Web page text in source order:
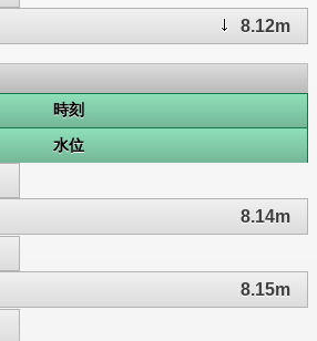
8.12m
時刻
水位
8.14m
8.15m